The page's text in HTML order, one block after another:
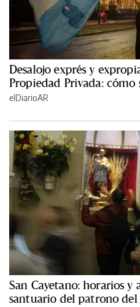
Desalojo exprés y
Propiedad Privada:
elDiarioAR
San Cayetano: horarios y
santuario del patrono